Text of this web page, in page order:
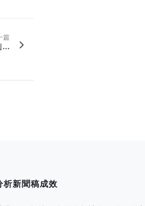
篇
析新聞稿成效